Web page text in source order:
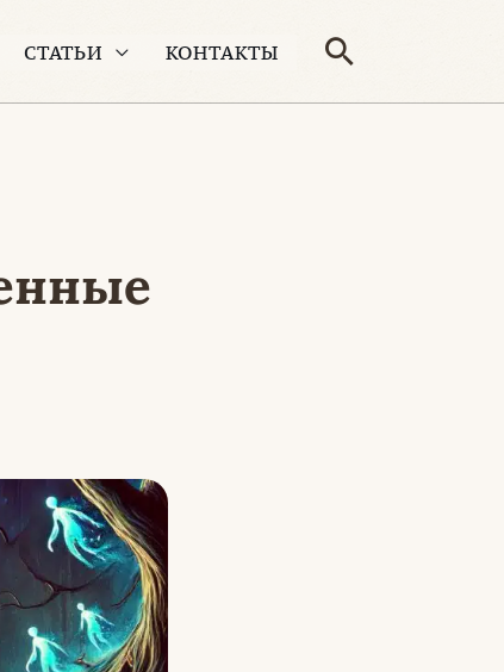
СТАТЬИ КОНТАКТЫ Поиск